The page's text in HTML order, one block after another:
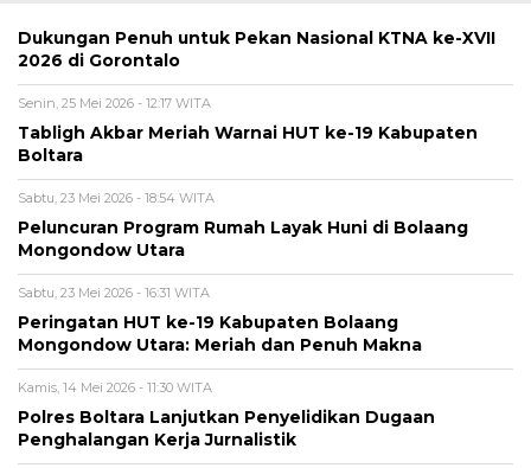
Dukungan Penuh untuk Pekan Nasional KTNA ke-XVII
2026 di Gorontalo
Senin, 25 Mei 2026 - 12:17 WITA
Tabligh Akbar Meriah Warnai HUT ke-19 Kabupaten
Boltara
Sabtu, 23 Mei 2026 - 18:54 WITA
Peluncuran Program Rumah Layak Huni di Bolaang
Mongondow Utara
Sabtu, 23 Mei 2026 - 16:31 WITA
Peringatan HUT ke-19 Kabupaten Bolaang
Mongondow Utara: Meriah dan Penuh Makna
Kamis, 14 Mei 2026 - 11:30 WITA
Polres Boltara Lanjutkan Penyelidikan Dugaan
Penghalangan Kerja Jurnalistik